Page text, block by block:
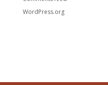
WordPress.org